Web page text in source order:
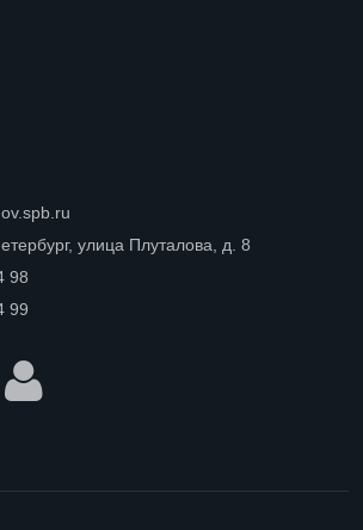
улица Плуталова, д. 8
98
99